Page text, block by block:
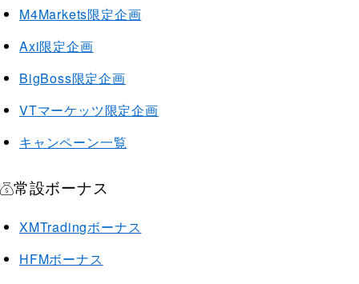
M4Markets限定企画
Axi限定企画
BigBoss限定企画
VTマーケッツ限定企画
キャンペーン一覧
常設ボーナス
XMTradingボーナス
HFMボーナス